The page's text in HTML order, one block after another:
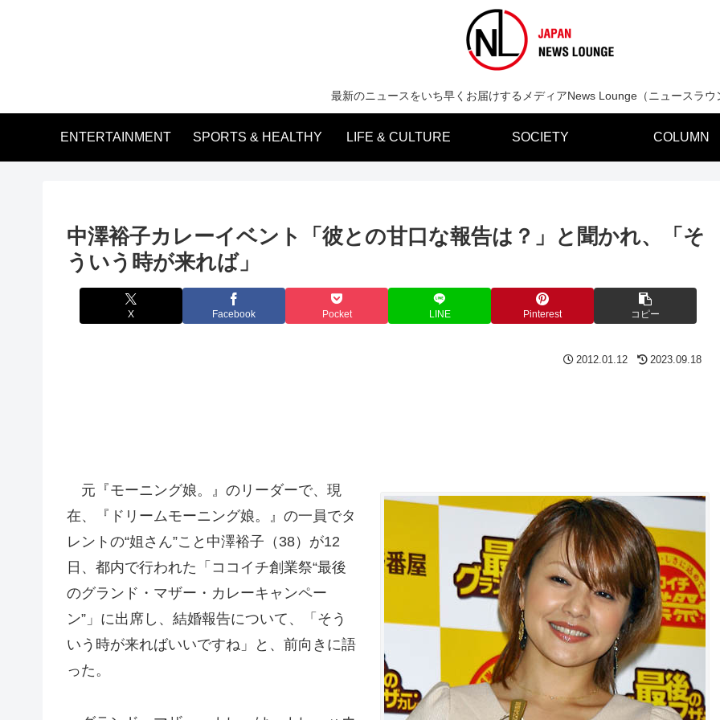
最新のニュースをいち早くお届けするメディアNews Lounge（ニュースラウ
ENTERTAINMENT SPORTS & HEALTHY LIFE & CULTURE SOCIETY COLUMN
中澤裕子カレーイベント「彼との甘口な報告は？」と聞かれ、「そ
ういう時が来れば」
X Facebook Pocket LINE Pinterest コピー
2012.01.12 2023.09.18
元『モーニング娘。』のリーダーで、現
在、『ドリームモーニング娘。』の一員でタ
レントの“姐さん”こと中澤裕子（38）が12
日、都内で行われた「ココイチ創業祭“最後
のグランド・マザー・カレーキャンペー
ン”」に出席し、結婚報告について、「そう
いう時が来ればいいですね」と、前向きに語
った。